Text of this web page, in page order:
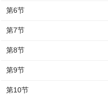
第6节
第7节
第8节
第9节
第10节